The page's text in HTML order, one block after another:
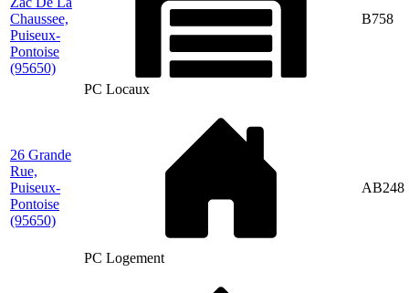
Chaussee,
Puiseux-
Pontoise
(95650)
PC Locaux
B758
26 Grande
Rue,
Puiseux-
Pontoise
(95650)
PC Logement
AB248